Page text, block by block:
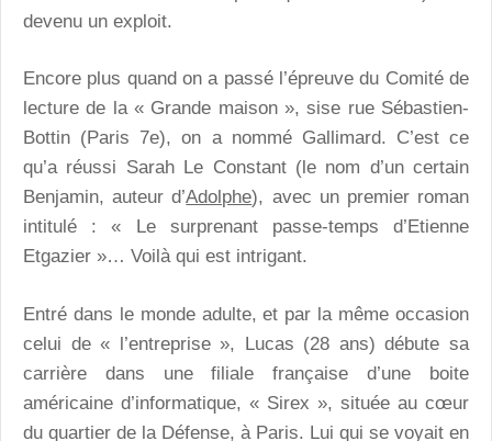
devenu un exploit.
Encore plus quand on a passé l’épreuve du Comité de
lecture de la « Grande maison », sise rue Sébastien-
Bottin (Paris 7e), on a nommé Gallimard. C’est ce
qu’a réussi Sarah Le Constant (le nom d’un certain
Benjamin, auteur d’Adolphe), avec un premier roman
intitulé : « Le surprenant passe-temps d’Etienne
Etgazier »… Voilà qui est intrigant.
Entré dans le monde adulte, et par la même occasion
celui de « l’entreprise », Lucas (28 ans) débute sa
carrière dans une filiale française d’une boite
américaine d’informatique, « Sirex », située au cœur
du quartier de la Défense, à Paris. Lui qui se voyait en